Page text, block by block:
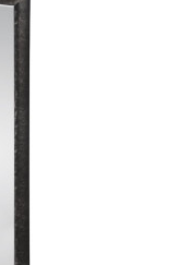
- unschlagbar günstig!